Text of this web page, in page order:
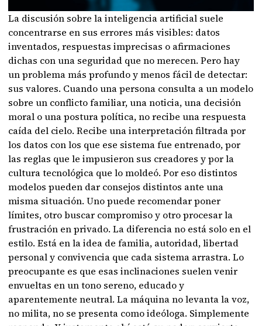
La discusión sobre la inteligencia artificial suele
concentrarse en sus errores más visibles: datos
inventados, respuestas imprecisas o afirmaciones
dichas con una seguridad que no merecen. Pero hay
un problema más profundo y menos fácil de detectar:
sus valores. Cuando una persona consulta a un modelo
sobre un conflicto familiar, una noticia, una decisión
moral o una postura política, no recibe una respuesta
caída del cielo. Recibe una interpretación filtrada por
los datos con los que ese sistema fue entrenado, por
las reglas que le impusieron sus creadores y por la
cultura tecnológica que lo moldeó. Por eso distintos
modelos pueden dar consejos distintos ante una
misma situación. Uno puede recomendar poner
límites, otro buscar compromiso y otro procesar la
frustración en privado. La diferencia no está solo en el
estilo. Está en la idea de familia, autoridad, libertad
personal y convivencia que cada sistema arrastra. Lo
preocupante es que esas inclinaciones suelen venir
envueltas en un tono sereno, educado y
aparentemente neutral. La máquina no levanta la voz,
no milita, no se presenta como ideóloga. Simplemente